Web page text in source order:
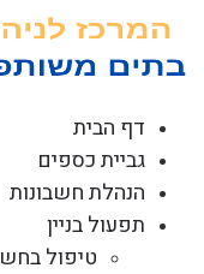
דף הבית
גביית כספים
הנהלת חשבונות
תפעול בניין
טיפול